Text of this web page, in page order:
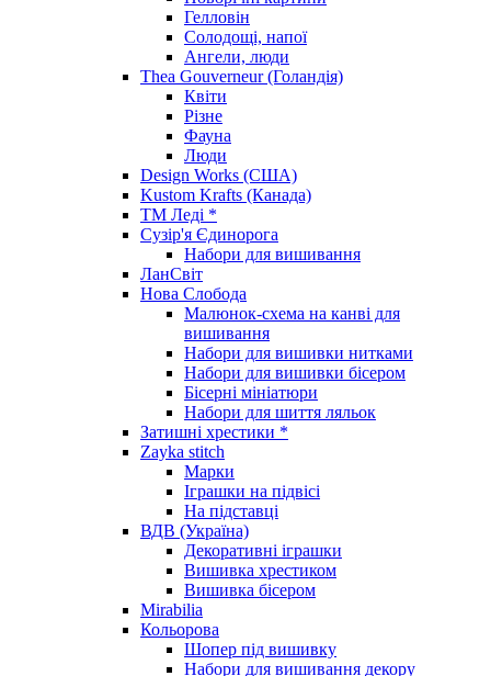
Гелловін
Солодощі, напої
Ангели, люди
Thea Gouverneur (Голандія)
Квіти
Різне
Фауна
Люди
Design Works (США)
Kustom Krafts (Канада)
ТМ Леді *
Сузір'я Єдинорога
Набори для вишивання
ЛанСвіт
Нова Слобода
Малюнок-схема на канві для
вишивання
Набори для вишивки нитками
Набори для вишивки бісером
Бісерні мініатюри
Набори для шиття ляльок
Затишні хрестики *
Zayka stitch
Марки
Іграшки на підвісі
На підставці
ВДВ (Україна)
Декоративні іграшки
Вишивка хрестиком
Вишивка бісером
Mirabilia
Кольорова
Шопер під вишивку
Набори для вишивання декору